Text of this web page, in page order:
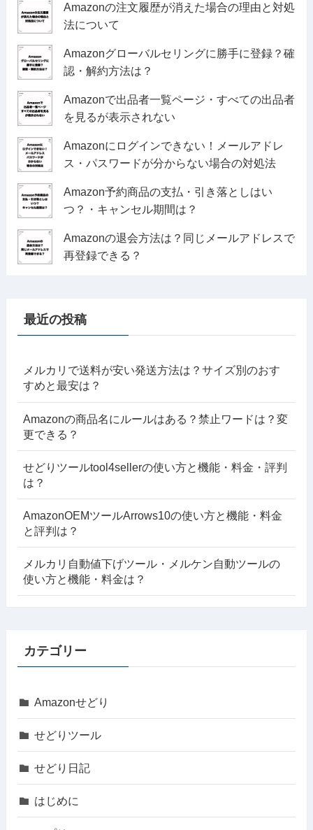
Amazonの注文履歴が消えた場合の理由と対処
法について
Amazonグローバルセリングに勝手に登録？確
認・解約方法は？
Amazonで出品者一覧ページ・すべての出品者
を見るが表示されない
Amazonにログインできない！メールアドレ
ス・パスワードが分からない場合の対処法
Amazon予約商品の支払・引き落としはい
つ？・キャンセル期間は？
Amazonの退会方法は？同じメールアドレスで
再登録できる？
最近の投稿
メルカリで送料が安い発送方法は？サイズ別のおす
すめと最安は？
Amazonの商品名にルールはある？禁止ワードは？変
更できる？
せどりツールtool4sellerの使い方と機能・料金・評判
は？
AmazonOEMツールArrows10の使い方と機能・料金
と評判は？
メルカリ自動値下げツール・メルケン自動ツールの
使い方と機能・料金は？
カテゴリー
Amazonせどり
せどりツール
せどり日記
はじめに